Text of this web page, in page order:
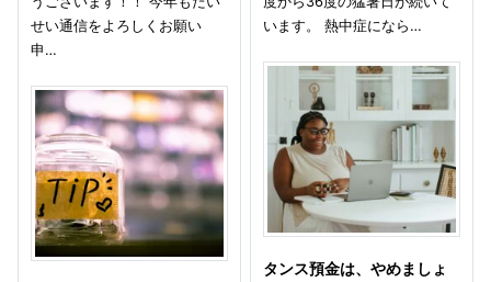
せい通信をよろしくお願い
申…
います。 熱中症になら…
タンス預金は、やめましょ